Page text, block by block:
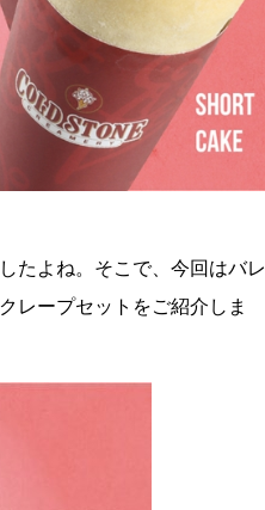
たよね。そこで、今回はバレ
レープセットをご紹介しま